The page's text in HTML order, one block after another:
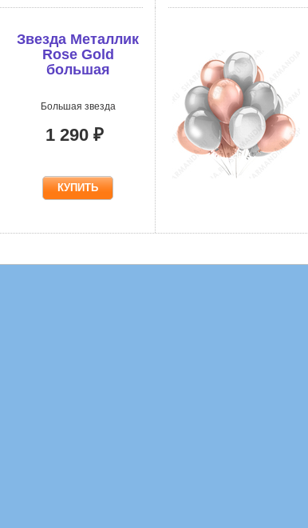
Звезда Металлик
Rose Gold
большая
Большая звезда
1 290 ₽